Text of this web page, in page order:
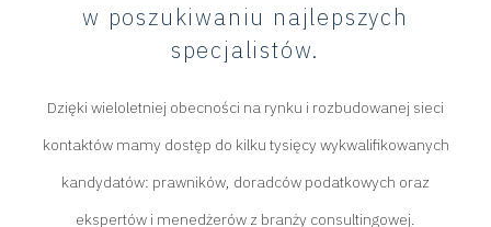
w poszukiwaniu najlepszych
specjalistów.
Dzięki wieloletniej obecności na rynku i rozbudowanej sieci
kontaktów mamy dostęp do kilku tysięcy wykwalifikowanych
kandydatów: prawników, doradców podatkowych oraz
ekspertów i menedżerów z branży consultingowej.